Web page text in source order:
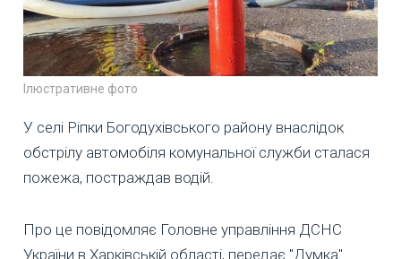
Ілюстративне фото
У селі Ріпки Богодухівського району внаслідок
обстрілу автомобіля комунальної служби сталася
пожежа, постраждав водій.
Про це повідомляє Головне управління ДСНС
України в Харківській області, передає "Думка".